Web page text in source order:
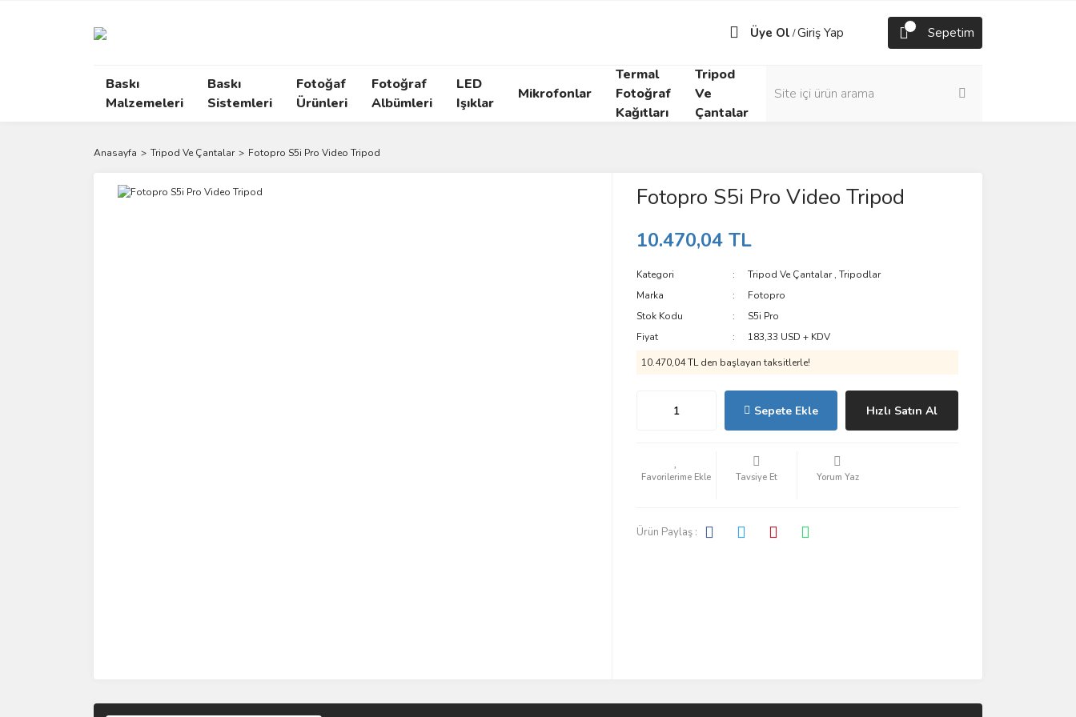
Üye Ol /Giriş Yap Sepetim
Baskı
Malzemeleri
Baskı
Sistemleri
Fotoğaf
Ürünleri
Fotoğraf
Albümleri
LED
Işıklar
Mikrofonlar
Termal
Fotoğraf
Kağıtları
Tripod
Ve
Çantalar
Anasayfa Tripod Ve Çantalar Fotopro S5i Pro Video Tripod
Fotopro S5i Pro Video Tripod
10.470,04 TL
Kategori Tripod Ve Çantalar,Tripodlar
Marka
Fotopro
Stok Kodu
S5i Pro
Fiyat
183,33 USD + KDV
10.470,04 TL den başlayan taksitlerle!
Sepete Ekle Hızlı Satın Al
Tavsiye Et Yorum Yaz
Ürün Paylaş :